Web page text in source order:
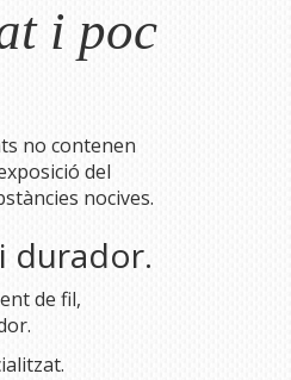
i poc
no contenen
del
nocives.
durador.
de fil,